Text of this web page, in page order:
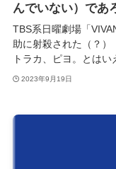
んでいない）であ
TBS系日曜劇場「
助に射殺された（？
トラカ、ピヨ。とはい
2023年9月19日